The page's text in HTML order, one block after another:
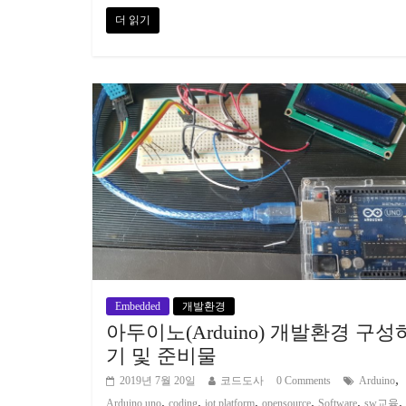
더 읽기
Embedded 개발환경
아두이노(Arduino) 개발환경 구성
기 및 준비물
2019년 7월 20일 코드도사 0 Comments Arduino,
Arduino uno, coding, iot platform, opensource, Software, sw교육,